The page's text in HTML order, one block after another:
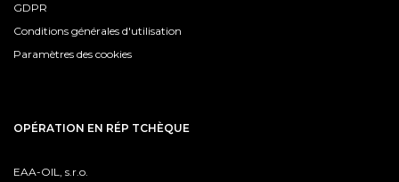
GDPR
Conditions générales d'utilisation
Paramètres des cookies
OPÉRATION EN RÉP TCHÈQUE
EAA-OIL, s.r.o.